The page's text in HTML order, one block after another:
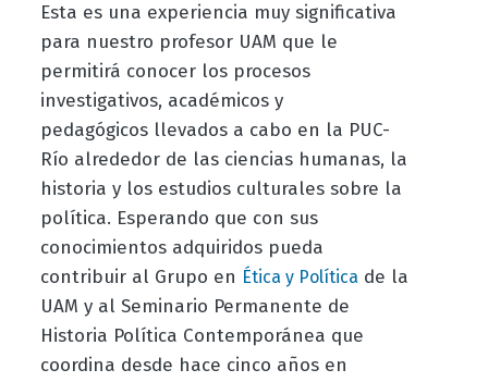
Esta es una experiencia muy significativa
para nuestro profesor UAM que le
permitirá conocer los procesos
investigativos, académicos y
pedagógicos llevados a cabo en la PUC-
Río alrededor de las ciencias humanas, la
historia y los estudios culturales sobre la
política. Esperando que con sus
conocimientos adquiridos pueda
contribuir al Grupo en Ética y Políticade la
UAM y al Seminario Permanente de
Historia Política Contemporánea que
coordina desde hace cinco años en